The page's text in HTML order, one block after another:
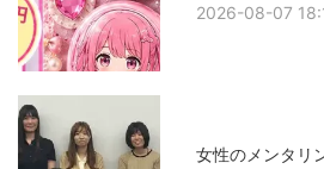
2026-08-07
女性のメンタリ